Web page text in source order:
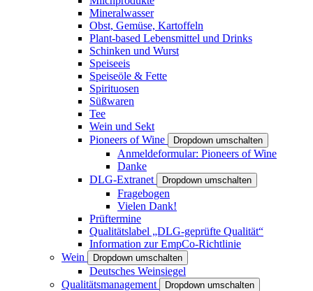
Mineralwasser
Obst, Gemüse, Kartoffeln
Plant-based Lebensmittel und Drinks
Schinken und Wurst
Speiseeis
Speiseöle & Fette
Spirituosen
Süßwaren
Tee
Wein und Sekt
Pioneers of Wine
Dropdown umschalten
Anmeldeformular: Pioneers of Wine
Danke
DLG-Extranet
Dropdown umschalten
Fragebogen
Vielen Dank!
Prüftermine
Qualitätslabel „DLG-geprüfte Qualität“
Information zur EmpCo-Richtlinie
Wein
Dropdown umschalten
Deutsches Weinsiegel
Qualitätsmanagement
Dropdown umschalten